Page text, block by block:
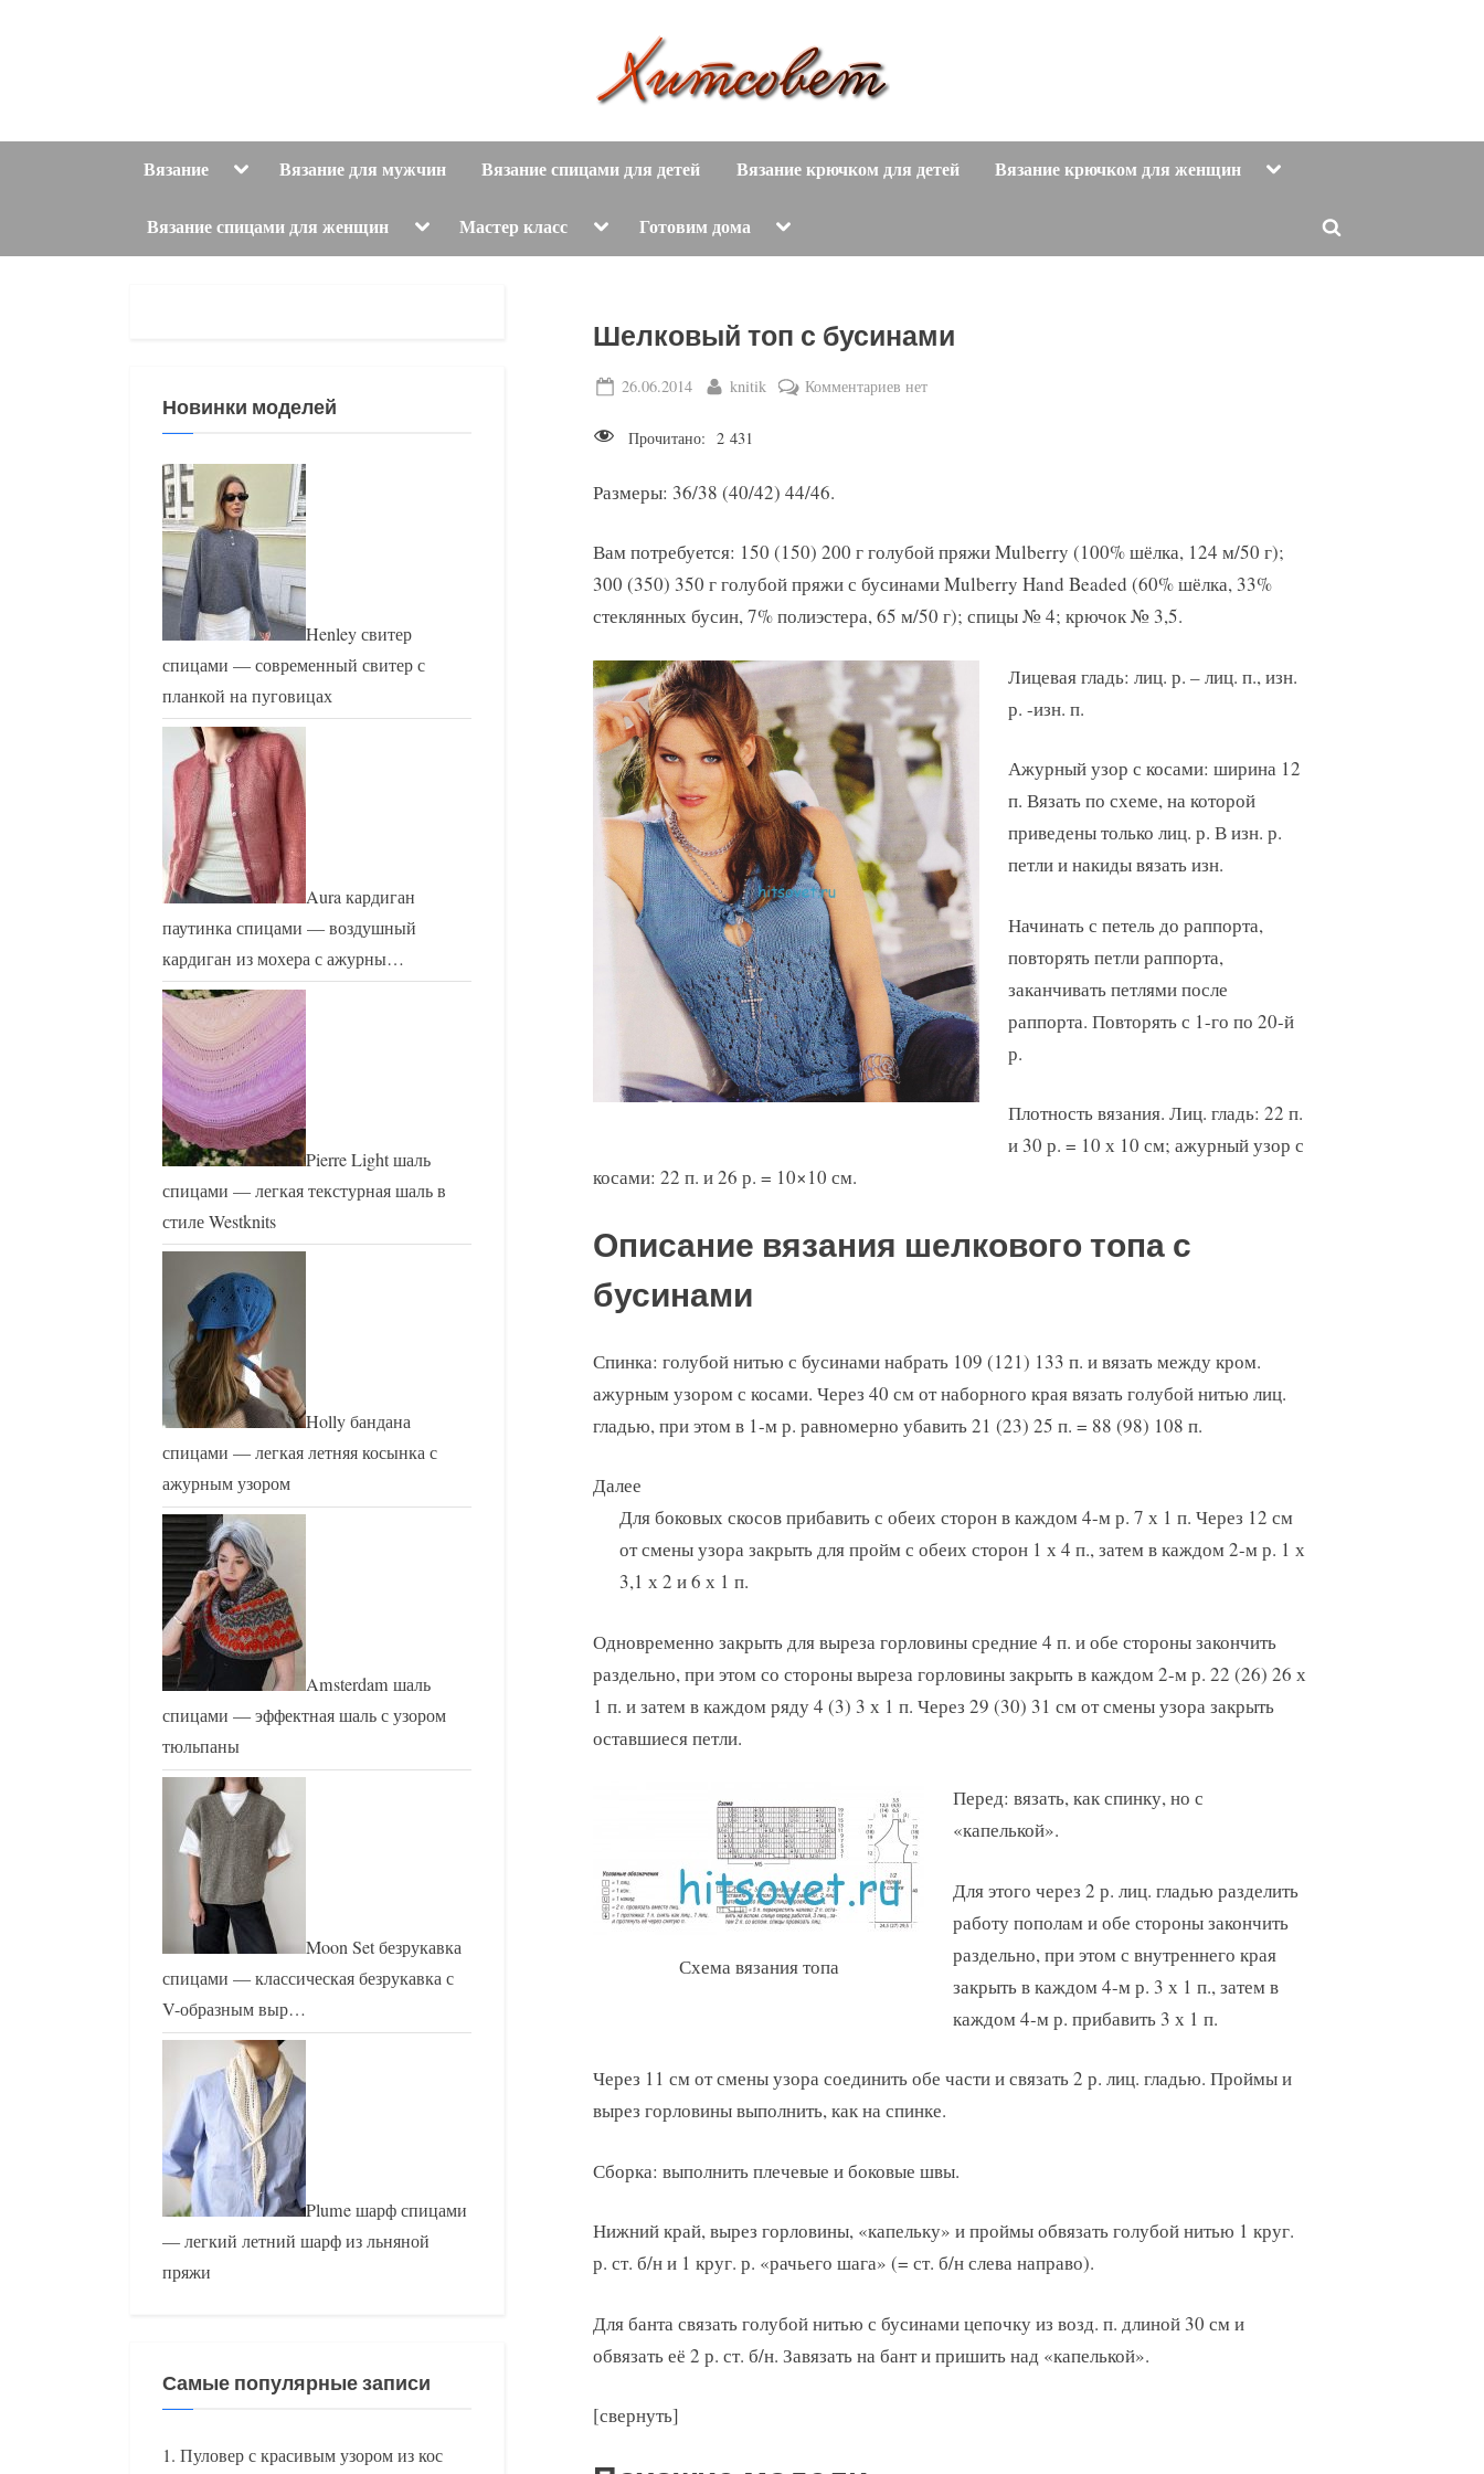
и
т
о
в
е
т
вязание
с
описанием
и
Вязание ToggleВязание для мужчин Вязание спицами для детей Вязание крючком для детей Вязание крючком для женщин Toggle
Вязание спицами для женщин Toggle
menu
Мастер класс Toggle
menu
Готовим дома Toggle
menu
Toggle
Шелковый топ с бусинами
Posted
26.06.2014 By
knitik Комментариев кнет
Прочитано: 2 431
Размеры: 36/38 (40/42) 44/46.
Вам потребуется: 150 (150) 200 г голубой пряжи Mulberry (100% шёлка, 124 м/50 г);
300 (350) 350 г голубой пряжи с бусинами Mulberry Hand Beaded (60% шёлка, 33%
стеклянных бусин, 7% полиэстера, 65 м/50 г); спицы № 4; крючок № 3,5.
Лицевая гладь: лиц. р. – лиц. п., изн.
р. -изн. п.
Ажурный узор с косами: ширина 12
п. Вязать по схеме, на которой
приведены только лиц. р. В изн. р.
петли и накиды вязать изн.
Начинать с петель до раппорта,
повторять петли раппорта,
заканчивать петлями после
раппорта. Повторять с 1-го по 20-й
р.
Плотность вязания. Лиц. гладь: 22 п.
и 30 р. = 10 х 10 см; ажурный узор с
косами: 22 п. и 26 р. = 10×10 см.
Описание вязания шелкового топа с
бусинами
Спинка: голубой нитью с бусинами набрать 109 (121) 133 п. и вязать между кром.
ажурным узором с косами. Через 40 см от наборного края вязать голубой нитью лиц.
гладью, при этом в 1-м р. равномерно убавить 21 (23) 25 п. = 88 (98) 108 п.
Далее
Для боковых скосов прибавить с обеих сторон в каждом 4-м р. 7 х 1 п. Через 12 см
от смены узора закрыть для пройм с обеих сторон 1 х 4 п., затем в каждом 2-м р. 1 х
3,1 х 2 и 6 х 1 п.
Одновременно закрыть для выреза горловины средние 4 п. и обе стороны закончить
раздельно, при этом со стороны выреза горловины закрыть в каждом 2-м р. 22 (26) 26 х
1 п. и затем в каждом ряду 4 (3) 3 х 1 п. Через 29 (30) 31 см от смены узора закрыть
оставшиеся петли.
Схема вязания топа
Перед: вязать, как спинку, но с
«капелькой».
Для этого через 2 р. лиц. гладью разделить
работу пополам и обе стороны закончить
раздельно, при этом с внутреннего края
закрыть в каждом 4-м р. 3 х 1 п., затем в
каждом 4-м р. прибавить 3 х 1 п.
Через 11 см от смены узора соединить обе части и связать 2 р. лиц. гладью. Проймы и
вырез горловины выполнить, как на спинке.
Сборка: выполнить плечевые и боковые швы.
Нижний край, вырез горловины, «капельку» и проймы обвязать голубой нитью 1 круг.
р. ст. б/н и 1 круг. р. «рачьего шага» (= ст. б/н слева направо).
Для банта связать голубой нитью с бусинами цепочку из возд. п. длиной 30 см и
обвязать её 2 р. ст. б/н. Завязать на бант и пришить над «капелькой».
[свернуть]
Новинки моделей
Henley свитер
спицами — современный свитер с
планкой на пуговицах
Aura кардиган
паутинка спицами — воздушный
кардиган из мохера с ажурны…
Pierre Light шаль
спицами — легкая текстурная шаль в
стиле Westknits
Holly бандана
спицами — легкая летняя косынка с
ажурным узором
Amsterdam шаль
спицами — эффектная шаль с узором
тюльпаны
Moon Set безрукавка
спицами — классическая безрукавка с
V-образным выр…
Plume шарф спицами
— легкий летний шарф из льняной
пряжи
Самые популярные записи
Пуловер с красивым узором из кос